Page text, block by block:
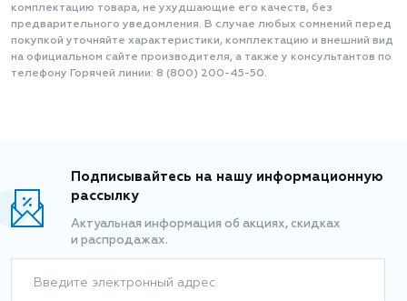
комплектацию товара, не ухудшающие его качеств, без
предварительного уведомления. В случае любых сомнений перед
покупкой уточняйте характеристики, комплектацию и внешний вид
на официальном сайте производителя, а также у консультантов по
телефону Горячей линии: 8 (800) 200-45-50.
Подписывайтесь на нашу информационную
рассылку
Актуальная информация об акциях, скидках
и распродажах.
Введите электронный адрес